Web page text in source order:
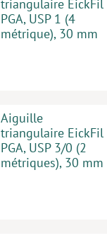
triangulaire EickFil
PGA, USP 1 (4
métrique), 30 mm
Aiguille
triangulaire EickFil
PGA, USP 3/0 (2
métriques), 30 mm